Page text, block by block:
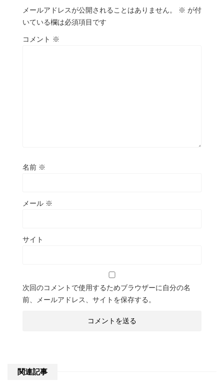
メールアドレスが公開されることはありません。 ※ が付
いている欄は必須項目です
コメント ※
名前 ※
メール ※
サイト
次回のコメントで使用するためブラウザーに自分の名
前、メールアドレス、サイトを保存する。
関連記事